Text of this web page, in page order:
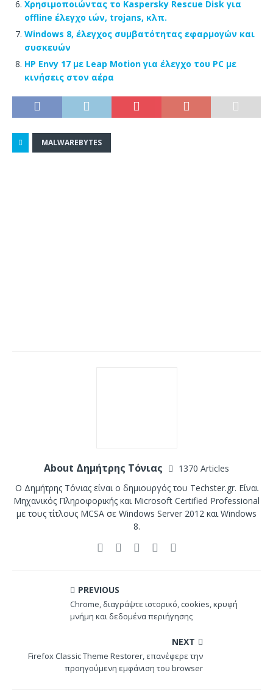
Χρησιμοποιώντας το Kaspersky Rescue Disk για
offline έλεγχο ιών, trojans, κλπ.
Windows 8, έλεγχος συμβατότητας εφαρμογών και
συσκευών
HP Envy 17 με Leap Motion για έλεγχο του PC με
κινήσεις στον αέρα
MALWAREBYTES
About Δημήτρης Τόνιας
1370 Articles
Ο Δημήτρης Τόνιας είναι ο δημιουργός του Techster.gr. Είναι
Μηχανικός Πληροφορικής και Microsoft Certified Professional
με τους τίτλους MCSA σε Windows Server 2012 και Windows
8.
PREVIOUS
Chrome, διαγράψτε ιστορικό, cookies, κρυφή
μνήμη και δεδομένα περιήγησης
NEXT
Firefox Classic Theme Restorer, επανέφερε την
προηγούμενη εμφάνιση του browser